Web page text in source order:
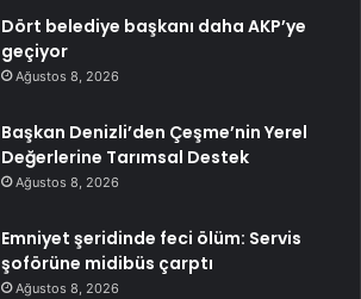
Dört belediye başkanı daha AKP’ye
geçiyor
Ağustos 8, 2026
Başkan Denizli’den Çeşme’nin Yerel
Değerlerine Tarımsal Destek
Ağustos 8, 2026
Emniyet şeridinde feci ölüm: Servis
şoförüne midibüs çarptı
Ağustos 8, 2026